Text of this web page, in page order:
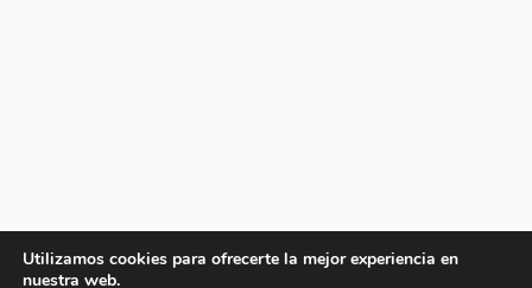
Utilizamos cookies para ofrecerte la mejor experiencia en
nuestra web.